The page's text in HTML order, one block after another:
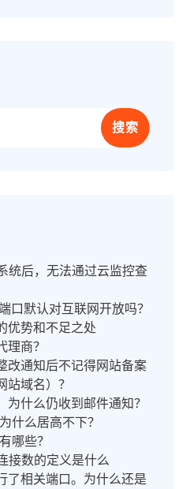
统后，无法通过云监控查
口默认对互联网开放吗？
优势和不足之处
商？
改通知后不记得网站备案
域名）？
什么仍收到邮件通知？
什么居高不下？
哪些？
接数的定义是什么
了相关端口。为什么还是